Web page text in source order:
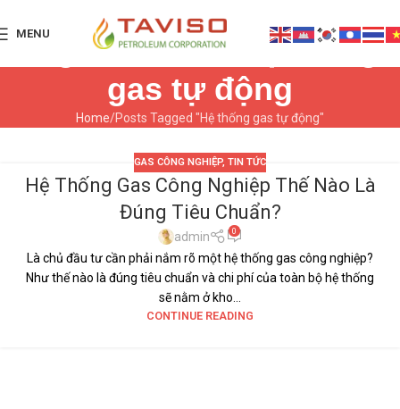
MENUTag Archives: Hệ thống
gas tự động
Home Posts Tagged "Hệ thống gas tự động"
10
GAS CÔNG NGHIỆP, TIN TỨC
Hệ Thống Gas Công Nghiệp Thế Nào Là
Đúng Tiêu Chuẩn?
admin 0
Là chủ đầu tư cần phải nắm rõ một hệ thống gas công nghiệp?
Như thế nào là đúng tiêu chuẩn và chi phí của toàn bộ hệ thống
sẽ nằm ở kho...
CONTINUE READING